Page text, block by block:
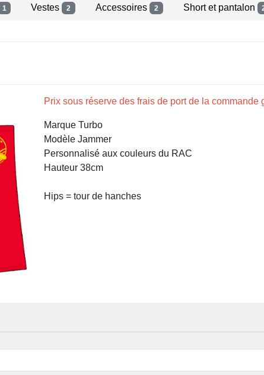
1 Vestes 2 Accessoires 2 Short et pantalon
Prix sous réserve des frais de port de la commande
Marque Turbo
Modèle Jammer
Personnalisé aux couleurs du RAC
Hauteur 38cm
Hips = tour de hanches